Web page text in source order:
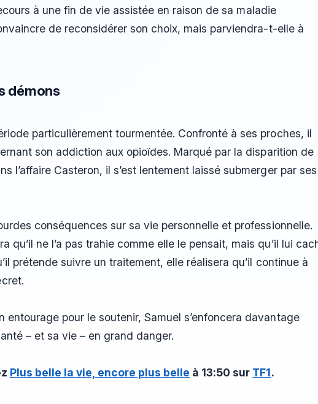
à une fin de vie assistée en raison de sa maladie
de reconsidérer son choix, mais parviendra-t-elle à
démons
particulièrement tourmentée. Confronté à ses proches, il
son addiction aux opioïdes. Marqué par la disparition de
l’affaire Casteron, il s’est lentement laissé submerger par ses
conséquences sur sa vie personnelle et professionnelle.
qu’il ne l’a pas trahie comme elle le pensait, mais qu’il lui
prétende suivre un traitement, elle réalisera qu’il continue à
entourage pour le soutenir, Samuel s’enfoncera davantage
– et sa vie – en grand danger.
Plus belle la vie, encore plus belle à 13:50 sur TF1.